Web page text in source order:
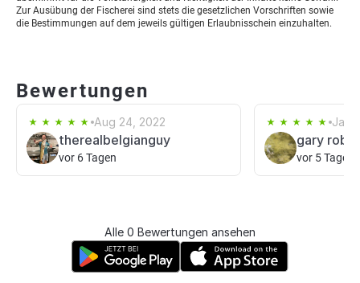
Zur Ausübung der Fischerei sind stets die gesetzlichen Vorschriften sowie
die Bestimmungen auf dem jeweils gültigen Erlaubnisschein einzuhalten.
Bewertungen
Aug 24, 2022
therealbelgianguy
vor 6 Tagen
Jan
gary
vor 5 Tagen
Alle 0 Bewertungen ansehen